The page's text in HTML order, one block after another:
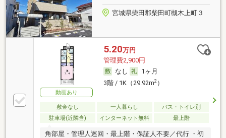
宮城県柴田郡柴田町槻木上町３
動画あり
5.20万円
管理費2,900円
なし
1ヶ月
3階 / 1K（29.92m2）
敷金なし 一人暮らし
バス・トイレ別
駐車場(近隣含)
インターネット無料 最上階
角部屋・管理人巡回・最上階・保証人不要／代行 ・初